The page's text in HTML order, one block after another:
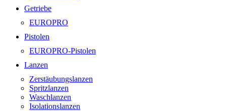
Getriebe
EUROPRO
Pistolen
EUROPRO-Pistolen
Lanzen
Zerstäubungslanzen
Spritzlanzen
Waschlanzen
Isolationslanzen